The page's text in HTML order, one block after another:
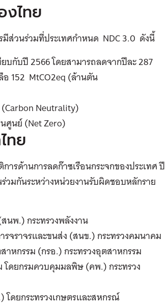
งไทย
มีส่วนร่วมที่ประเทศกำหนด NDC 3.0 ดังนี้
บกับปี 2566 โดยสามารถลดจากปีละ 287
152 MtCO2eq (ล้านตัน
Neutrality)
ศูนย์ (Net Zero)
ทย
รด้านการลดก๊าซเรือนกระจกของประเทศ ปี
วมกันระหว่างหน่วยงานรับผิดชอบหลักราย
นพ.) กระทรวงพลังงาน
จราจรและขนส่ง (สนข.) กระทรวงคมนาคม
าหกรรม (กรอ.) กระทรวงอุตสาหกรรม
โดยกรมควบคุมมลพิษ (คพ.) กระทรวง
โดยกระทรวงเกษตรและสหกรณ์